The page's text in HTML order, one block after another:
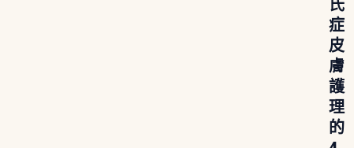
氏
症
皮
膚
護
理
的